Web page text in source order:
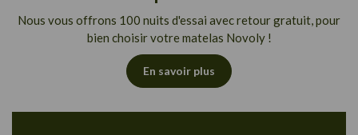
Nous vous offrons 100 nuits d'essai avec retour gratuit, pour
bien choisir votre matelas Novoly !
En savoir plus